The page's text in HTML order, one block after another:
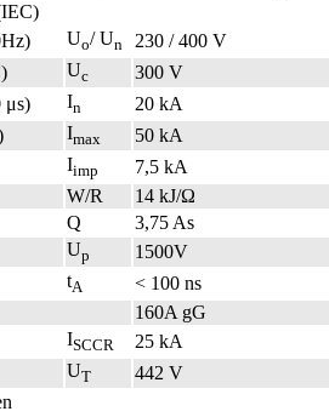
Uo/ Un
230 / 400 V
Uc
300 V
μs)
In
20 kA
Imax
50 kA
Iimp
7,5 kA
W/R
14 kJ/Ω
Q
3,75 As
Up
1500V
tA
< 100 ns
160A gG
ISCCR
25 kA
UT
442 V